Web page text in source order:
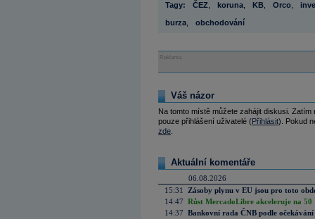
Tagy: ČEZ koruna KB Orco
burza obchodování
Reklama
Váš názor
Na tomto místě můžete zahájit diskusi.
pouze přihlášení uživatelé (Přihlásit). Pokud
zde
Aktuální komentáře
06.08.2026
15:31
Zásoby plynu v EU jsou pro toto
14:47 Růst MercadoLibre akceleruje na
14:37 Bankovní rada ČNB podle